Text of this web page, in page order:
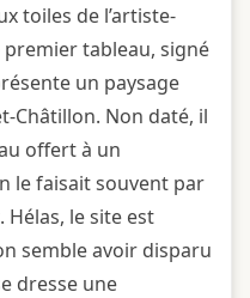
toiles de l’artiste-
tableau, signé
un paysage
Châtillon. Non daté, il
offert à un
le faisait souvent par
le site est
semble avoir disparu
dresse une